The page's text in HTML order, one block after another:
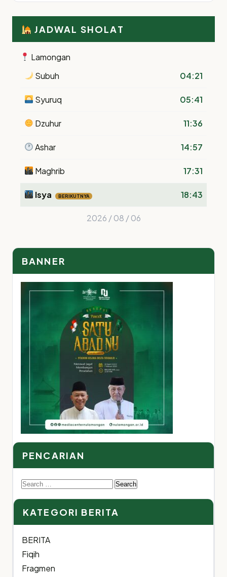
JADWAL SHOLAT
Lamongan
Subuh
04:21
Syuruq 05:41
Dzuhur 11:36
Ashar 14:57
Maghrib 17:31
Isya BERIKUTNYA 18:43
2026 / 08 / 06
BANNER
PENCARIAN
Search
for:
KATEGORI BERITA
BERITA
Fiqih
Fragmen